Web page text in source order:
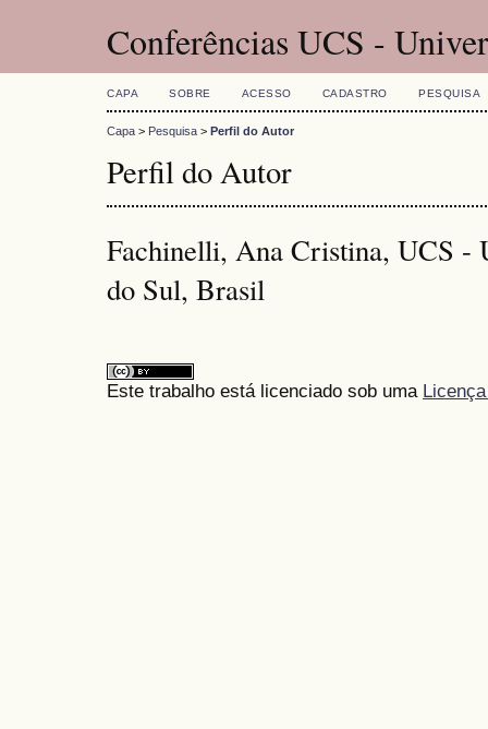
Conferências UCS -
CAPA SOBRE ACESSO CADASTRO PESQUISA
Capa > Pesquisa > Perfil do Autor
Perfil do Autor
Fachinelli, Ana Cristina, UCS -
do Sul, Brasil
Este trabalho está licenciado sob uma